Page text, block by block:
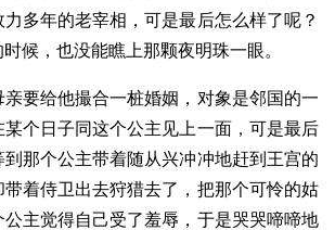
多年的老宰相，可是最后怎么样了呢？
候，也没能瞧上那颗夜明珠一眼。
亲要给他撮合一桩婚姻，对象是邻国的一
个日子同这个公主见上一面，可是最后
到那个公主带着随从兴冲冲地赶到王宫的
着侍卫出去狩猎去了，把那个可怜的姑
主觉得自己受了羞辱，于是哭哭啼啼地